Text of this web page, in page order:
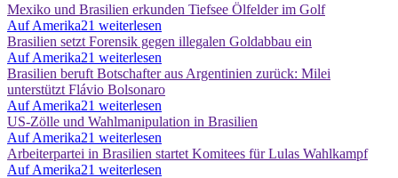
Mexiko und Brasilien erkunden Tiefsee Ölfelder im Golf
Auf Amerika21 weiterlesen
Brasilien setzt Forensik gegen illegalen Goldabbau ein
Auf Amerika21 weiterlesen
Brasilien beruft Botschafter aus Argentinien zurück: Milei
unterstützt Flávio Bolsonaro
Auf Amerika21 weiterlesen
US-Zölle und Wahlmanipulation in Brasilien
Auf Amerika21 weiterlesen
Arbeiterpartei in Brasilien startet Komitees für Lulas Wahlkampf
Auf Amerika21 weiterlesen